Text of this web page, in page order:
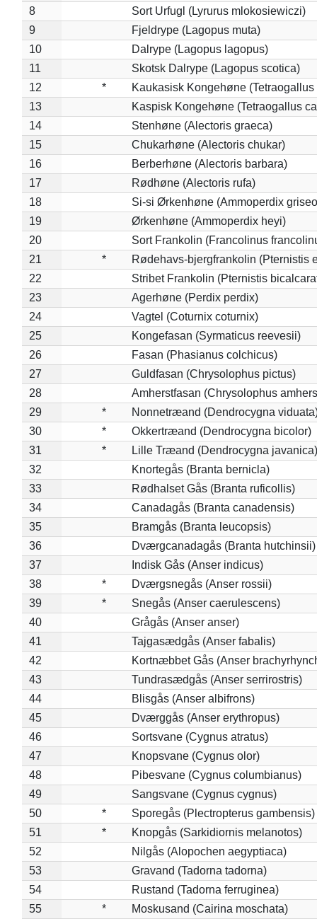
8
Sort Urfugl (Lyrurus mlokosiewiczi)
9
Fjeldrype (Lagopus muta)
10
Dalrype (Lagopus lagopus)
11
Skotsk Dalrype (Lagopus scotica)
12
*
Kaukasisk Kongehøne
13
Kaspisk Kongehøne (Tetraogallus
14
Stenhøne (Alectoris graeca)
15
Chukarhøne (Alectoris chukar)
16
Berberhøne (Alectoris barbara)
17
Rødhøne (Alectoris rufa)
18
Si-si Ørkenhøne (Ammoperdix
19
Ørkenhøne (Ammoperdix heyi)
20
Sort Frankolin (Francolinus
21
*
Rødehavs-bjergfrankolin (Pternistis
22
Stribet Frankolin (Pternistis
23
Agerhøne (Perdix perdix)
24
Vagtel (Coturnix coturnix)
25
Kongefasan (Syrmaticus reevesii)
26
Fasan (Phasianus colchicus)
27
Guldfasan (Chrysolophus pictus)
28
Amherstfasan (Chrysolophus
29
*
Nonnetræand (Dendrocygna
30
*
Okkertræand (Dendrocygna bicolor)
31
*
Lille Træand (Dendrocygna javanica)
32
Knortegås (Branta bernicla)
33
Rødhalset Gås (Branta ruficollis)
34
Canadagås (Branta canadensis)
35
Bramgås (Branta leucopsis)
36
Dværgcanadagås (Branta hutchinsii)
37
Indisk Gås (Anser indicus)
38
*
Dværgsnegås (Anser rossii)
39
*
Snegås (Anser caerulescens)
40
Grågås (Anser anser)
41
Tajgasædgås (Anser fabalis)
42
Kortnæbbet Gås (Anser
43
Tundrasædgås (Anser serrirostris)
44
Blisgås (Anser albifrons)
45
Dværggås (Anser erythropus)
46
Sortsvane (Cygnus atratus)
47
Knopsvane (Cygnus olor)
48
Pibesvane (Cygnus columbianus)
49
Sangsvane (Cygnus cygnus)
50
*
Sporegås (Plectropterus gambensis)
51
*
Knopgås (Sarkidiornis melanotos)
52
Nilgås (Alopochen aegyptiaca)
53
Gravand (Tadorna tadorna)
54
Rustand (Tadorna ferruginea)
55
*
Moskusand (Cairina moschata)